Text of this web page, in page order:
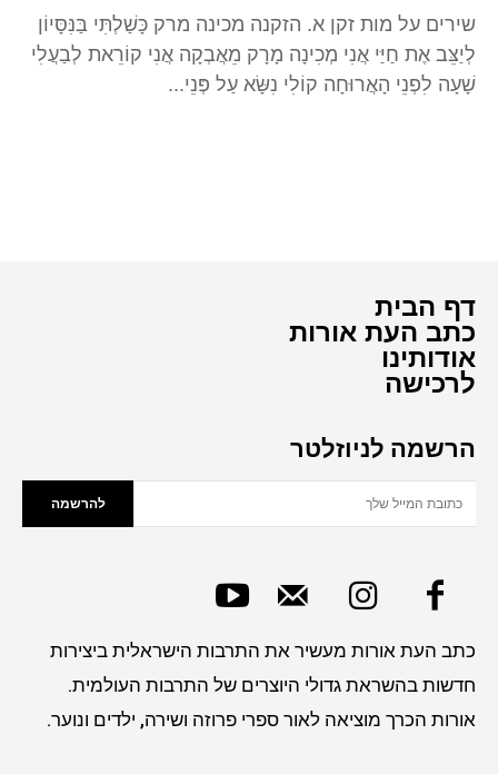
שירים על מות זקן א. הזקנה מכינה מרק כָּשַׁלְתִּי בַּנִּסָּיוֹן
לְיַצֵּב אֶת חַיַּי אֲנִי מְכִינָה מָרָק מֵאֲבְקָה אֲנִי קוֹרֵאת לְבַעֲלִי
שָׁעָה לִפְנֵי הָאֲרוּחָה קוֹלִי נִשָּׂא עַל פְּנֵי...
דף הבית
כתב העת אורות
אודותינו
לרכישה
הרשמה לניוזלטר
להרשמה
כתב העת אורות מעשיר את התרבות הישראלית ביצירות
חדשות בהשראת גדולי היוצרים של התרבות העולמית.
אורות הכרך מוציאה לאור ספרי פרוזה ושירה, ילדים ונוער.